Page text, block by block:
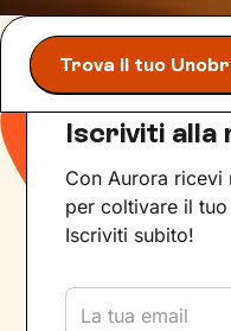
Trova il tuo
Iscriviti alla
Con Aurora ricevi
per coltivare il
Iscriviti subito!